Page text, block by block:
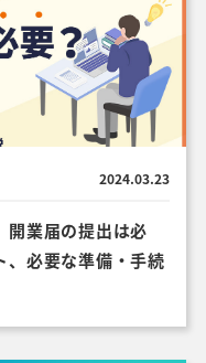
2024.03.23
開業届の提出は必
、必要な準備・手続